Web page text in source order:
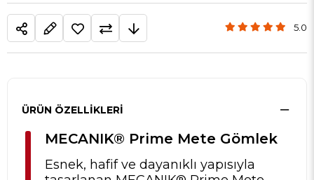
5.0
ÜRÜN ÖZELLIKLERI
MECANIK® Prime Mete Gömlek
Esnek, hafif ve dayanıklı yapısıyla